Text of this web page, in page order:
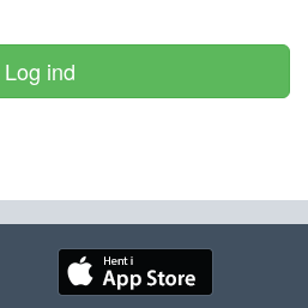
Log ind